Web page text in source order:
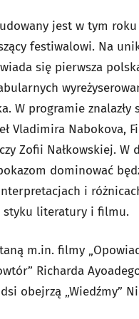
jest w tym
festiwalowi. Na
się pierwsza
W programie znalazły
Vladimira Nabokova,
Zofii Nałkowskiej. W
dominować
i
styku literatury i filmu.
m.in. filmy
Richarda
obejrzą „Wiedźmy”